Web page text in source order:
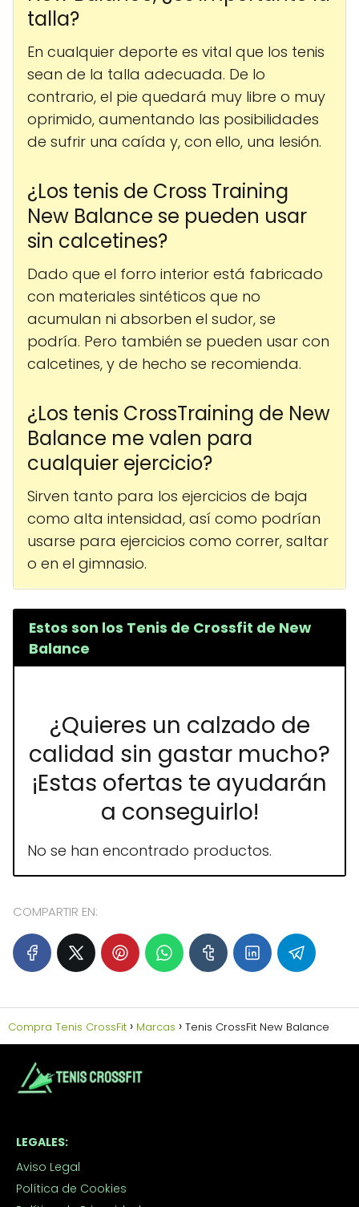
talla?
En cualquier deporte es vital que los tenis
sean de la talla adecuada. De lo
contrario, el pie quedará muy libre o muy
oprimido, aumentando las posibilidades
de sufrir una caída y, con ello, una lesión.
¿Los tenis de Cross Training
New Balance se pueden usar
sin calcetines?
Dado que el forro interior está fabricado
con materiales sintéticos que no
acumulan ni absorben el sudor, se
podría. Pero también se pueden usar con
calcetines, y de hecho se recomienda.
¿Los tenis CrossTraining de New
Balance me valen para
cualquier ejercicio?
Sirven tanto para los ejercicios de baja
como alta intensidad, así como podrían
usarse para ejercicios como correr, saltar
o en el gimnasio.
Estos son los Tenis de Crossfit de New
Balance
¿Quieres un calzado de
calidad sin gastar mucho?
¡Estas ofertas te ayudarán
a conseguirlo!
No se han encontrado productos.
COMPARTIR EN:
Compra Tenis CrossFit Marcas Tenis CrossFit New Balance
LEGALES:
Aviso Legal
Política de Cookies